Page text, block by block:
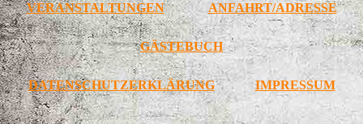
VERANSTALTUNGEN ANFAHRT/ADRESSE
GÄSTEBUCH
DATENSCHUTZERKLÄRUNG IMPRESSUM